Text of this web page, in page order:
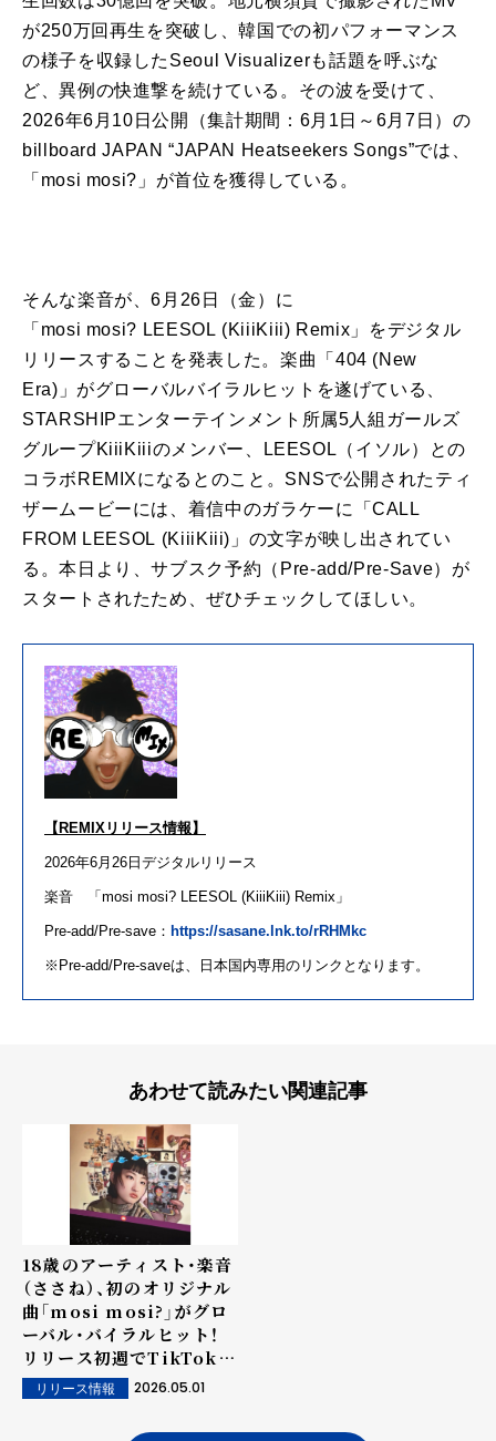
が250万回再生を突破し、韓国 での初パフォーマンス
の様子を収録した Seoul Visualizerも話題を呼ぶな
ど、異例 の快進撃を続けている。その波を受けて、
2026年6 月 10 日公開（集計期間： 6月 1 日 ～ 6月7 日 ） の
billboard JAPAN “JAPAN Heatseekers Songs”では、
「 mosi mosi? 」 が首位を獲得している。
そんな楽音が 、6 月 26 日 （金 ） に
「 mosi mosi? LEESOL (KiiiKiii) Remix 」をデジタル
リリースするこ と を発表した。楽曲「 404 (New
Era) 」 がグローバルバイラルヒットを遂げている、
STARSHIPエンターテインメント所属5人組 ガールズ
グループKiiiKiiiの メンバー LEESOL （イソル） との
コラボ REMIXに なる と のこ と 。 SNSで公開されたティ
ザームービーには、着信中のガラケーに 「CALL
FROM LEESOL (KiiiKiii) 」 の文字が映し出されてい
る。本 日 より、サブスク予約（ Pre-add/Pre-Save） が
スタートされたため、ぜひチェックしてほしい。
【 REMIX リリース情報】
2026年6月 26 日 デジタル リリース
楽音 「 mosi mosi? LEESOL (KiiiKiii) Remix 」
Pre-add/Pre-save： https://sasane.lnk.to/rRHMkc
※ Pre-add/Pre-saveは、 日 本国内専用の リンク と なります。
あわせて読みたい関連記事
18歳のアーティスト・楽音
（ささね）、初のオリジナル
曲「mosi mosi?」がグロ
ーバル・バイラルヒット！
リリース初週でTikTok総
再生回数4億回を突破！日
本韓国のTikTok使用楽曲
ランキング1位を同時に獲
リリース情報 2026.05.01